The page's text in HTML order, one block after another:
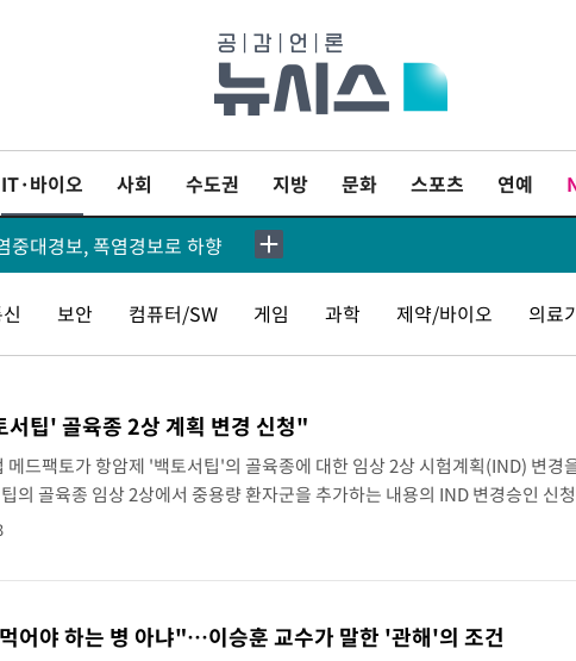
IT·바이오 사회 수도권 지방 문화 스포츠 연예
이란, "오만과 '중앙 단일 루트' 합의…북쪽 인바운드·남쪽 아웃바운드는 임시"
대경보, 폭염경보로 하향
[단독]중수청 지원 검사들, 정원 초과 시 낮은 계급 임용…희망지 못 갈 수도
·강원 많은 비[내일날씨]
SK하이닉스, 용인·청주 팹에 54조 투자…"AI 메모리 수요 선제 대응"
르바이잔 투란VC 입단
보니…한국 축구 '5승 2무'
내린 798.81마감
보안 컴퓨터/SW 게임 과학 제약/바이오 의료
팁' 골육종 2상 계획 변경 신청"
메드팩토가 항암제 '백토서팁'의 골육종에 대한 임상 2상 시험계획(IND) 변경
의 골육종 임상 2상에서 중용량 환자군을 추가하는 내용의 IND 변경승인 신
다고 7일 밝혔다.이번 변경 신청은 현재 진행 중인 300㎎ BID(1일 2회) 고용량
어야 하는 병 아냐"…이승훈 교수가 말한 '관해'의 조건